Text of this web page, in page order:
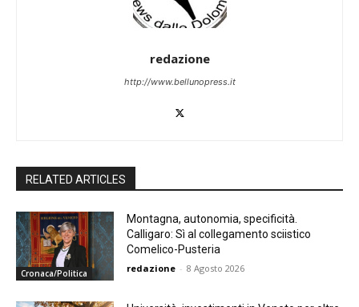
redazione
http://www.bellunopress.it
RELATED ARTICLES
Cronaca/Politica
Montagna, autonomia, specificità.
Calligaro: Sì al collegamento sciistico
Comelico-Pusteria
redazione - 8 Agosto 2026